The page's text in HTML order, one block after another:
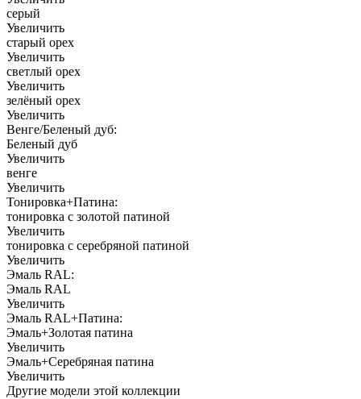
серый
Увеличить
старый орех
Увеличить
светлый орех
Увеличить
зелёный орех
Увеличить
Венге/Беленый дуб:
Беленый дуб
Увеличить
венге
Увеличить
Тонировка+Патина:
тонировка с золотой патиной
Увеличить
тонировка с серебряной патиной
Увеличить
Эмаль RAL:
Эмаль RAL
Увеличить
Эмаль RAL+Патина:
Эмаль+Золотая патина
Увеличить
Эмаль+Серебряная патина
Увеличить
Другие модели этой коллекции